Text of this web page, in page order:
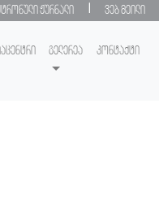
ჟურნალი ვებ მეილი
გელერეა კონტაქტი